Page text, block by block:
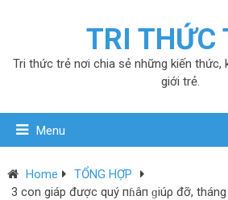
TRI THỨC
Tri thức trẻ nơi chia sẻ những kiến thức,
giới trẻ.
Menu
Home
TỔNG HỢP
3 con giáp được quý пɦâп ɡiúρ đỡ,